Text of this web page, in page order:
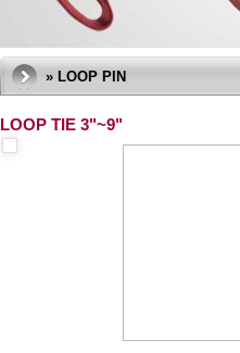
» LOOP PIN
LOOP TIE 3"~9"